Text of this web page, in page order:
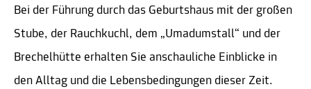
Bei der Führung durch das Geburtshaus mit der großen
Stube, der Rauchkuchl, dem „Umadumstall“ und der
Brechelhütte erhalten Sie anschauliche Einblicke in
den Alltag und die Lebensbedingungen dieser Zeit.